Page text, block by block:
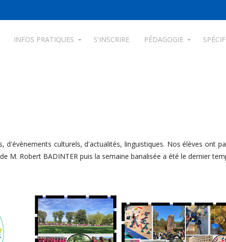
INFOS PRATIQUES S'INSCRIRE PÉDAGOGIE
culturels, d'actualités, linguistiques. Nos élèves ont
M. Robert BADINTER puis la semaine banalisée a été le dernier